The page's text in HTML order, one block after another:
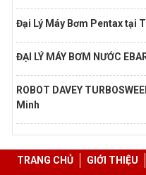
Đại Lý Máy Bơm Pentax tại
ĐẠI LÝ MÁY BƠM NƯỚC
ROBOT DAVEY
Minh
TRANG CHỦ GIỚI THIỆU